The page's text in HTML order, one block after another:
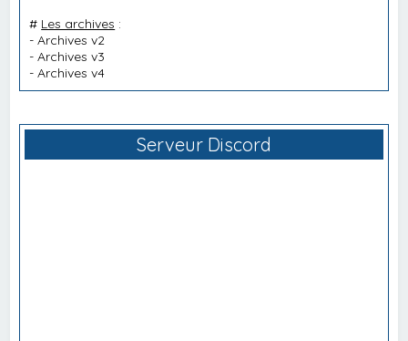
# Les archives :
-Archives v2
-Archives v3
-Archives v4
Serveur Discord